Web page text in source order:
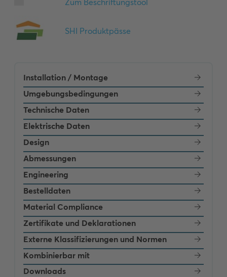
Installation / Montage
Umgebungsbedingungen
Technische Daten
Elektrische Daten
Design
Abmessungen
Engineering
Bestelldaten
Material Compliance
Zertifikate und Deklarationen
Externe Klassifizierungen und Normen
Kombinierbar mit
Downloads